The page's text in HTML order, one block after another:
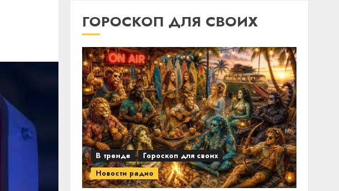
ГОРОСКОП ДЛЯ СВОИХ
В тренде
Гороскоп для своих
Новости радио